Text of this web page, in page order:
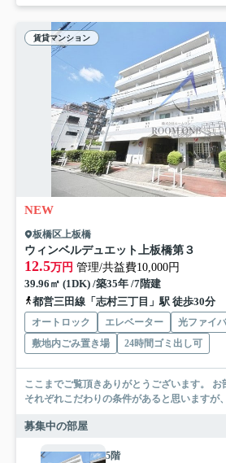
賃貸マンション
NEW
板橋区上板橋
ウィンベルデュエット上板橋第３
12.5万円 管理/共益費10,000円
39.96㎡ (1DK) /築35年 /7階建
都営三田線「志村三丁目」駅 徒歩30分
オートロック エレベーター 光ファイ
敷地内ごみ置き場
24時間ゴミ出し可
ここまでご覧頂きありがとうございます。 お部屋探しの際には、皆さま
それぞれこだわりの条件があると思いますが
募集中の部屋
5階